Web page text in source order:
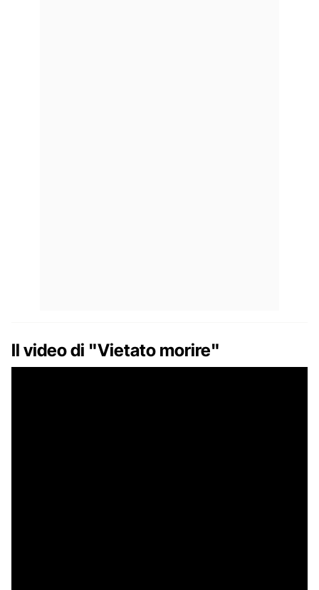
Il video di "Vietato morire"